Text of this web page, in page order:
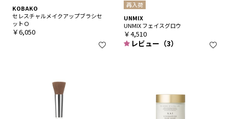
KOBAKO
セレスチャルメイクアップブラシセ
ットＯ
￥6,050
再入荷
UNMIX
UNMIX フェイスグロウ
￥4,510
レビュー（3）